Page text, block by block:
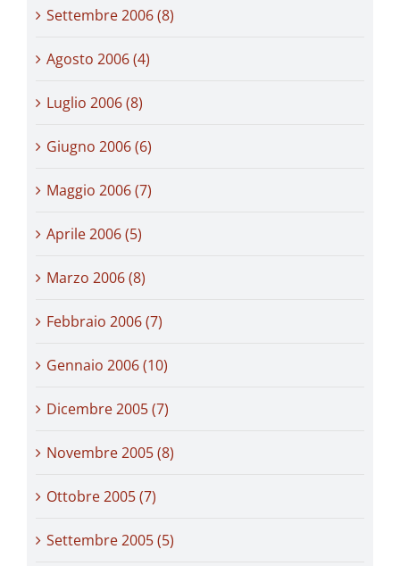
Settembre 2006 (8)
Agosto 2006 (4)
Luglio 2006 (8)
Giugno 2006 (6)
Maggio 2006 (7)
Aprile 2006 (5)
Marzo 2006 (8)
Febbraio 2006 (7)
Gennaio 2006 (10)
Dicembre 2005 (7)
Novembre 2005 (8)
Ottobre 2005 (7)
Settembre 2005 (5)